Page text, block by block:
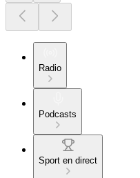
Radio
Podcasts
Sport en direct